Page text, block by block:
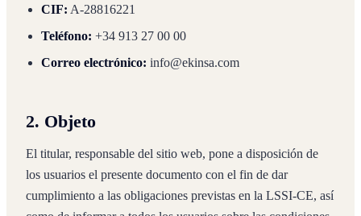
CIF: A-28816221
Teléfono: +34 913 27 00 00
Correo electrónico: info@ekinsa.com
2. Objeto
El titular, responsable del sitio web, pone a disposición de
los usuarios el presente documento con el fin de dar
cumplimiento a las obligaciones previstas en la LSSI-CE, así